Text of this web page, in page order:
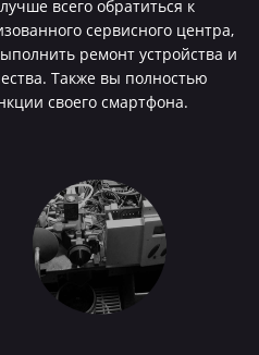
всего обратиться к
сервисного центра,
ремонт устройства и
Также вы полностью
своего смартфона.